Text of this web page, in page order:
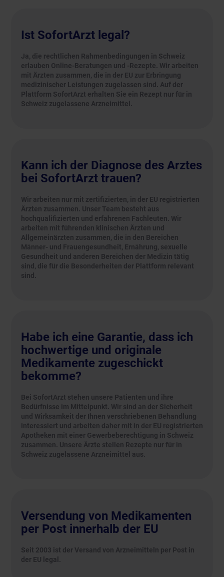
Ist SofortArzt legal?
Ja, die rechtlichen Rahmenbedingungen in Schweiz
erlauben Online-Beratungen und -Rezepte. Wir arbeiten
mit Ärzten zusammen, die in der EU zur Erbringung
medizinischer Leistungen zugelassen sind. Auf der
Plattform SofortArzt erhalten Sie ein Rezept nur für in
Schweiz zugelassene Arzneimittel.
Kann ich der Diagnose des Arztes
bei SofortArzt trauen?
Wir arbeiten nur mit zertifizierten, in der EU registrierten
Ärzten zusammen. Unser Team besteht aus
hochqualifizierten und erfahrenen Fachleuten. Wir
arbeiten mit führenden klinischen Ärzten und
Allgemeinärzten zusammen, die in den Bereichen
Männer- und Frauengesundheit, Ernährung, sexuelle
Gesundheit und anderen Bereichen der Medizin tätig
sind, die für die Besonderheiten der Plattform relevant
sind.
Habe ich eine Garantie, dass ich
hochwertige und originale
Medikamente zugeschickt
bekomme?
Bei SofortArzt stehen unsere Patienten und ihre
Bedürfnisse im Mittelpunkt. Wir sind an der Sicherheit
und Wirksamkeit der Ihnen verschriebenen Behandlung
interessiert und arbeiten daher mit in der EU registrierten
Apotheken mit einer Gewerbeberechtigung in Schweiz
zusammen. Unsere Ärzte stellen Rezepte nur für in
Schweiz zugelassene Arzneimittel aus.
Versendung von Medikamenten
per Post innerhalb der EU
Seit 2003 ist der Versand von Arzneimitteln per Post in
der EU legal.